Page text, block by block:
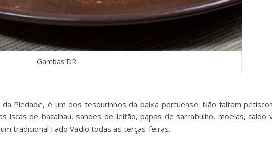
Gambas DR
Piedade, é um dos tesourinhos da baixa portuense. Não faltam
iscas de bacalhau, sandes de leitão, papas de sarrabulho, moelas, caldo
tradicional Fado Vadio todas as terças-feiras.